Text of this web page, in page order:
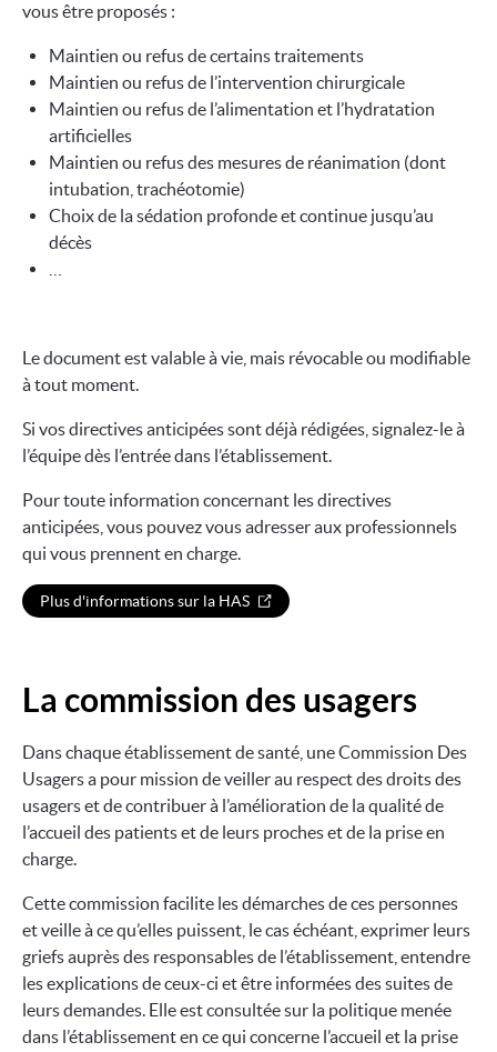
vous être proposés :
Maintien ou refus de certains traitements
Maintien ou refus de l’intervention chirurgicale
Maintien ou refus de l’alimentation et l’hydratation
artificielles
Maintien ou refus des mesures de réanimation (dont
intubation, trachéotomie)
Choix de la sédation profonde et continue jusqu’au
décès
Le document est valable à vie, mais révocable ou modifiable
à tout moment.
Si vos directives anticipées sont déjà rédigées, signalez-le à
l’équipe dès l’entrée dans l’établissement.
Pour toute information concernant les directives
anticipées, vous pouvez vous adresser aux professionnels
qui vous prennent en charge.
Plus d'informations sur la HAS
La commission des usagers
Dans chaque établissement de santé, une Commission Des
Usagers a pour mission de veiller au respect des droits des
usagers et de contribuer à l’amélioration de la qualité de
l’accueil des patients et de leurs proches et de la prise en
charge.
Cette commission facilite les démarches de ces personnes
et veille à ce qu’elles puissent, le cas échéant, exprimer leurs
griefs auprès des responsables de l’établissement, entendre
les explications de ceux-ci et être informées des suites de
leurs demandes. Elle est consultée sur la politique menée
dans l’établissement en ce qui concerne l’accueil et la prise